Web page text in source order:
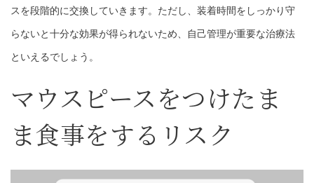
スを段階的に交換していきます。ただし、装着時間をしっかり守
らないと十分な効果が得られないため、自己管理が重要な治療法
といえるでしょう。
マウスピースをつけたま
ま食事をするリスク